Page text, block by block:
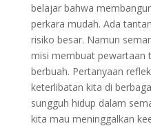
belajar bahwa
perkara mudah. Ada
risiko besar. Namun
misi membuat pewartaan
berbuah. Pertanyaan
keterlibatan kita di
sungguh hidup dalam
kita mau meninggalkan